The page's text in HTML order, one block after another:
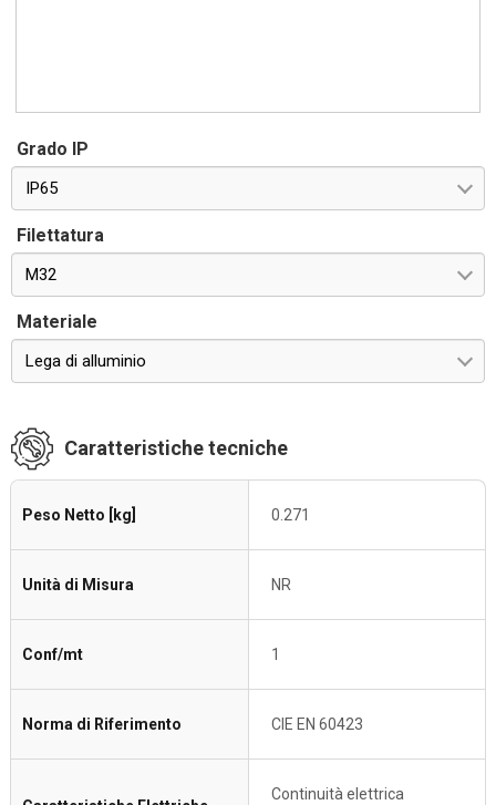
Grado IP
IP65
Filettatura
M32
Materiale
Lega di alluminio
Caratteristiche tecniche
Peso Netto [kg] 0.271
Unità di Misura NR
Conf/mt 1
Norma di Riferimento CIE EN 60423
Continuità elettrica